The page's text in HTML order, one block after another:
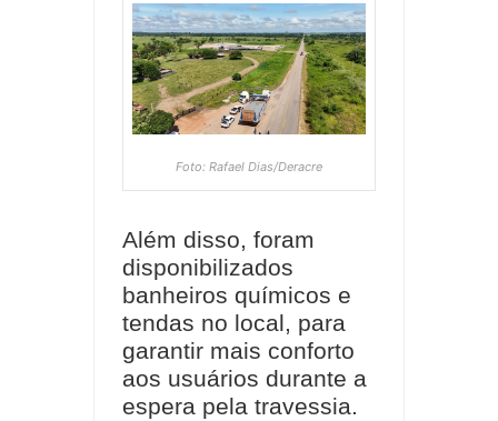
Foto: Rafael Dias/Deracre
Além disso, foram
disponibilizados
banheiros químicos e
tendas no local, para
garantir mais conforto
aos usuários durante a
espera pela travessia.